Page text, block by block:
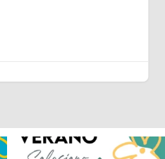
La diversión y la alegría también se han